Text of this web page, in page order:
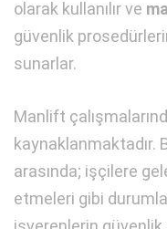
olarak kullanılır ve
güvenlik
sunarlar.
Manlift
kaynaklanmaktadır.
arasında; işçilere
etmeleri gibi